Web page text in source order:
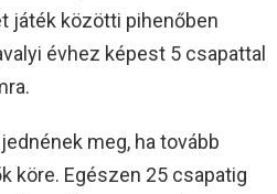
játék közötti pihenőben
évhez képest 5 csapattal
meg, ha tovább
köre. Egészen 25 csapatig